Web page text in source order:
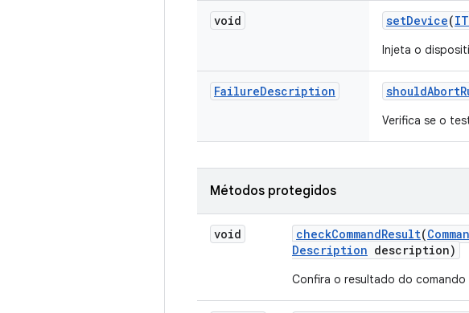
void setDevice(
Injeta o
FailureDescription shouldAbort
Verifica se o
Métodos protegidos
void checkCommandResult(
Description description)
Confira o resultado do